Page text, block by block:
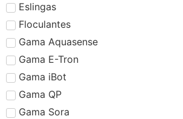
Eslingas
Floculantes
Gama Aquasense
Gama E-Tron
Gama iBot
Gama QP
Gama Sora